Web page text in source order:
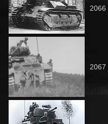
2066
2067